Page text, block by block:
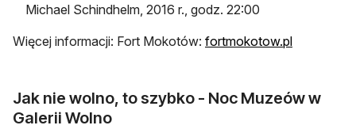
Michael Schindhelm, 2016 r., godz. 22:00
Więcej informacji: Fort Mokotów: fortmokotow.pl
Jak nie wolno, to szybko - Noc Muzeów w
Galerii Wolno